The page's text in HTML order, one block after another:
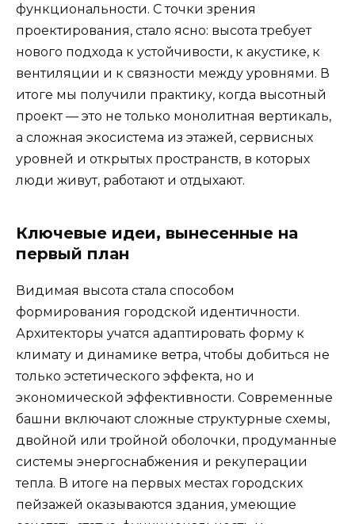
функциональности. С точки зрения
проектирования, стало ясно: высота требует
нового подхода к устойчивости, к акустике, к
вентиляции и к связности между уровнями. В
итоге мы получили практику, когда высотный
проект — это не только монолитная вертикаль,
а сложная экосистема из этажей, сервисных
уровней и открытых пространств, в которых
люди живут, работают и отдыхают.
Ключевые идеи, вынесенные на
первый план
Видимая высота стала способом
формирования городской идентичности.
Архитекторы учатся адаптировать форму к
климату и динамике ветра, чтобы добиться не
только эстетического эффекта, но и
экономической эффективности. Современные
башни включают сложные структурные схемы,
двойной или тройной оболочки, продуманные
системы энергоснабжения и рекуперации
тепла. В итоге на первых местах городских
пейзажей оказываются здания, умеющие